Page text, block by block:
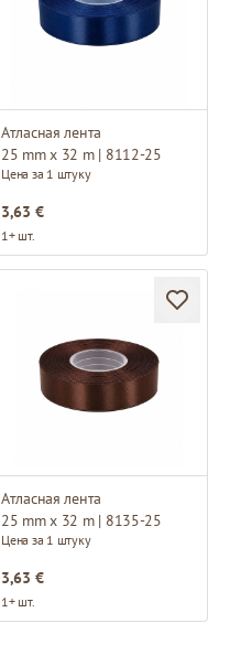
Атласная лента
25 mm x 32 m | 8112-25
Цена за 1 штуку
3,63 €
1+ шт.
Атласная лента
25 mm x 32 m | 8135-25
Цена за 1 штуку
3,63 €
1+ шт.